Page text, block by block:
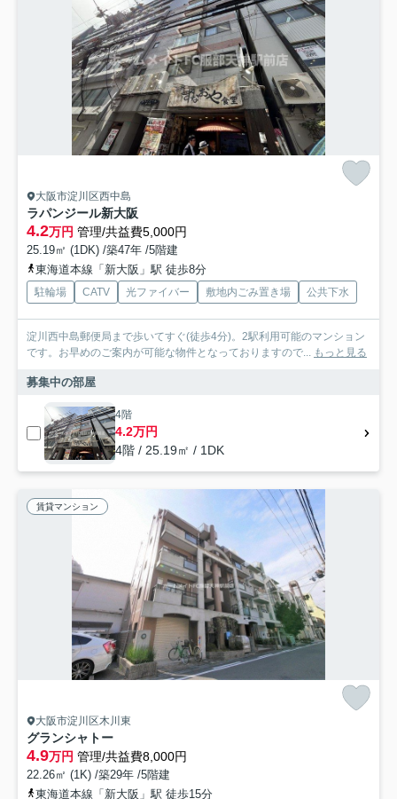
大阪市淀川区西中島
ラパンジール新大阪
4.2万円 管理/共益費5,000円
25.19㎡ (1DK) /築47年 /5階建
東海道本線「新大阪」駅 徒歩8分
駐輪場 CATV 光ファイバー 敷地内ごみ置き場 公共下水
淀川西中島郵便局まで歩いてすぐ(徒歩4分)。2駅利用可能のマンション
です。お早めのご案内が可能な物件となっておりますので... もっと見る
募集中の部屋
4階
4.2万円
4階 / 25.19㎡ / 1DK
賃貸マンション
大阪市淀川区木川東
グランシャトー
4.9万円 管理/共益費8,000円
22.26㎡ (1K) /築29年 /5階建
東海道本線「新大阪」駅 徒歩15分